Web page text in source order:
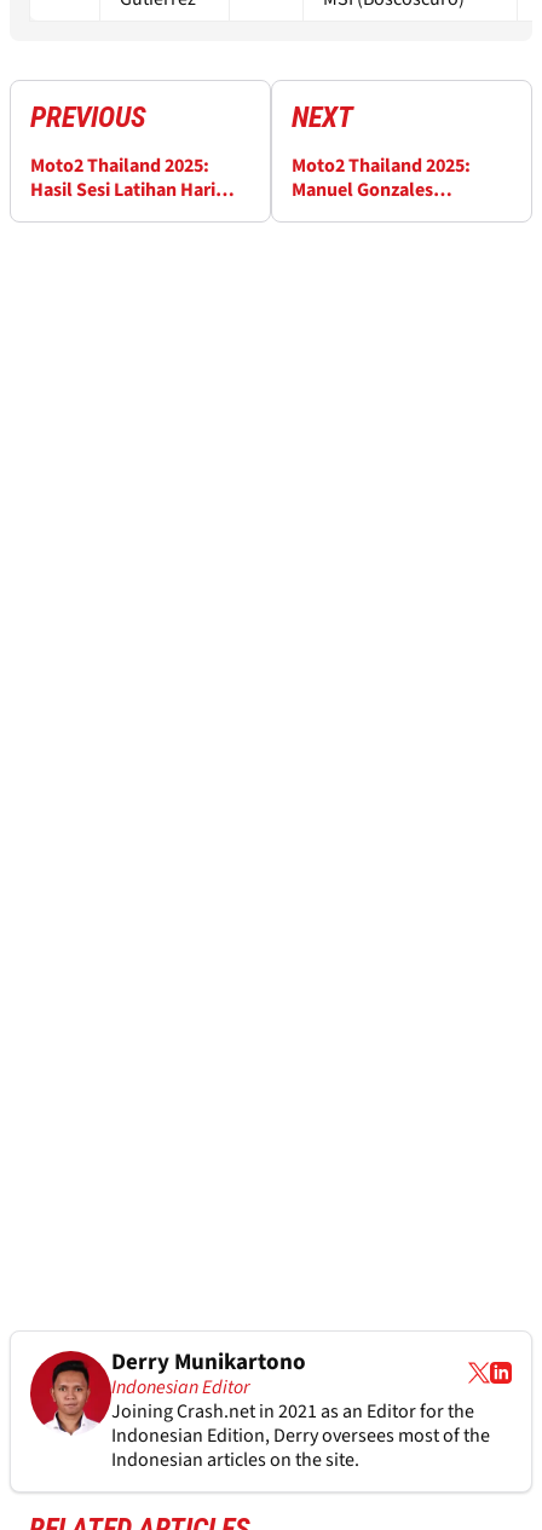
PREVIOUS
Moto2 Thailand 2025:
Hasil Sesi Latihan Hari
NEXT
Moto2 Thailand 2025:
Manuel Gonzales
Derry Munikartono
Indonesian Editor
Joining Crash.net in 2021 as an Editor for the
Indonesian Edition, Derry oversees most of the
Indonesian articles on the site.